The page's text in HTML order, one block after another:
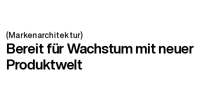
(Markenarchitektur)
Bereit für Wachstum mit neuer
Produktwelt